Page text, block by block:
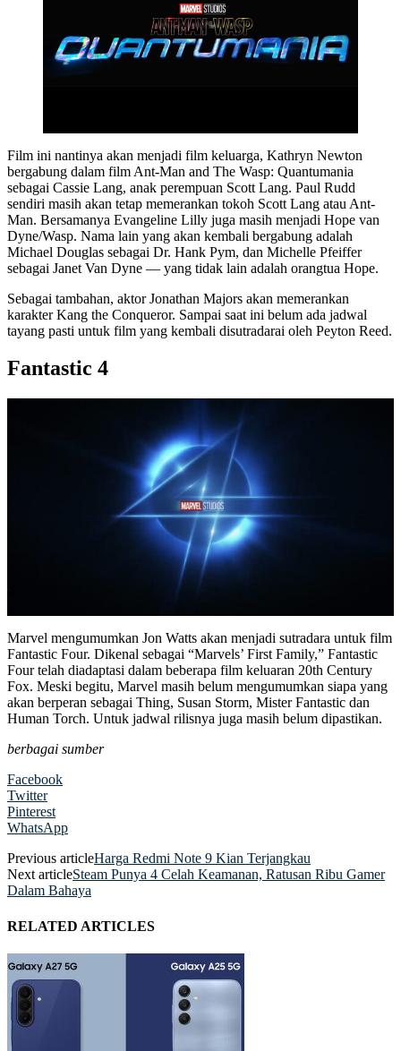
Film ini nantinya akan menjadi film keluarga, Kathryn Newton
bergabung dalam film Ant-Man and The Wasp: Quantumania
sebagai Cassie Lang, anak perempuan Scott Lang. Paul Rudd
sendiri masih akan tetap memerankan tokoh Scott Lang atau Ant-
Man. Bersamanya Evangeline Lilly juga masih menjadi Hope van
Dyne/Wasp. Nama lain yang akan kembali bergabung adalah
Michael Douglas sebagai Dr. Hank Pym, dan Michelle Pfeiffer
sebagai Janet Van Dyne — yang tidak lain adalah orangtua Hope.
Sebagai tambahan, aktor Jonathan Majors akan memerankan
karakter Kang the Conqueror. Sampai saat ini belum ada jadwal
tayang pasti untuk film yang kembali disutradarai oleh Peyton Reed.
Fantastic 4
Marvel mengumumkan Jon Watts akan menjadi sutradara untuk film
Fantastic Four. Dikenal sebagai “Marvels’ First Family,” Fantastic
Four telah diadaptasi dalam beberapa film keluaran 20th Century
Fox. Meski begitu, Marvel masih belum mengumumkan siapa yang
akan berperan sebagai Thing, Susan Storm, Mister Fantastic dan
Human Torch. Untuk jadwal rilisnya juga masih belum dipastikan.
berbagai sumber
Facebook
Twitter
Pinterest
WhatsApp
Previous articleHarga Redmi Note 9 Kian Terjangkau
Next articleSteam Punya 4 Celah Keamanan, Ratusan Ribu Gamer
Dalam Bahaya
RELATED ARTICLES